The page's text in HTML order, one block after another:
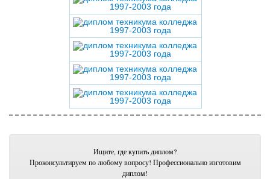
Ищите, где купить диплом?
Проконсультируем по любому вопросу! Профессионально изготовим
диплом!